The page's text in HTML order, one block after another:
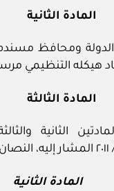
المادة الثانية
ومحافظ
هيكله التنظيمي
المادة الثالثة
الثانية
المادة الثانية